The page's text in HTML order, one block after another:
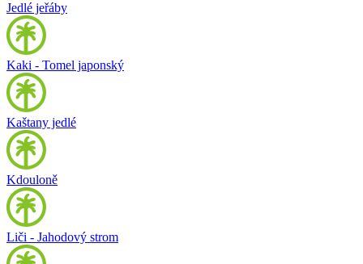
Jedlé jeřáby
Kaki - Tomel japonský
Kaštany jedlé
Kdouloně
Liči - Jahodový strom